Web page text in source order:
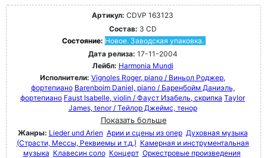
Артикул: CDVP 163123
Состав: 3 CD
Состояние: Новое. Заводская упаковка.
Дата релиза: 17-11-2004
Лейбл: Harmonia Mundi
Исполнители: Vignoles Roger, piano / Виньол Роджер,
фортепиано Barenboim Daniel, piano / Баренбойм Даниэль,
фортепиано Faust Isabelle, violin / Фауст Изабель, скрипка Taylor
James, tenor / Тейлор Джеймс, тенор
Показать больше
Жанры: Lieder und Arien Арии и сцены из опер Духовная музыка
(Страсти, Мессы, Реквиемы и т.д.) Камерная и инструментальная
музыка Клавесин соло Концерт Оркестровые произведения